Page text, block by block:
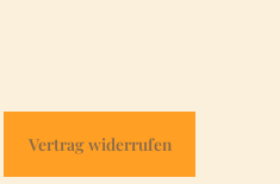
Vertrag widerrufen